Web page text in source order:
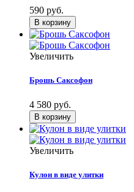
590 руб.
Увеличить
Брошь Саксофон
4 580 руб.
Увеличить
Кулон в виде улитки